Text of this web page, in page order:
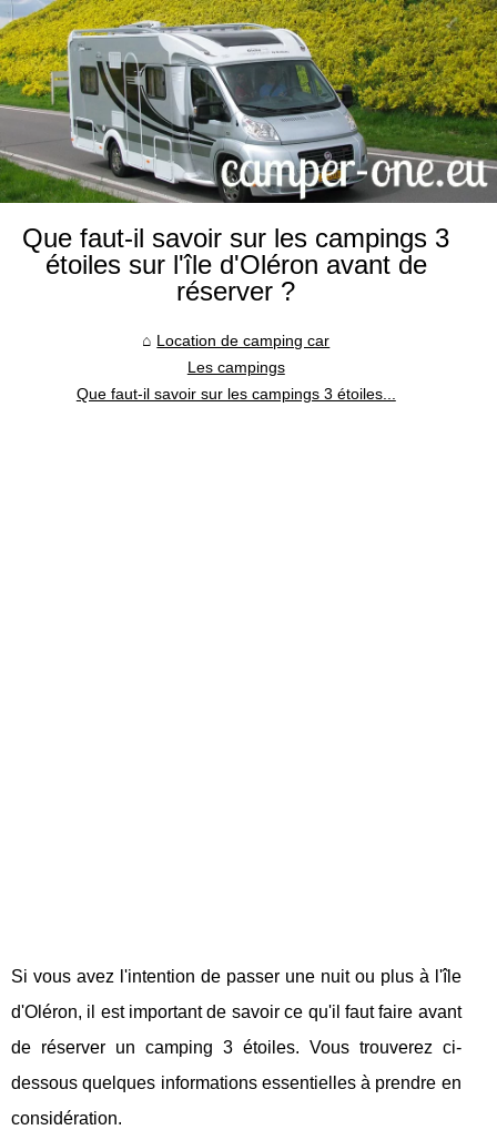
Que faut-il savoir sur les campings 3
étoiles sur l'île d'Oléron avant de
réserver ?
Location de camping car
Les campings
Que faut-il savoir sur les campings 3 étoiles...
Si vous avez l'intention de passer une nuit ou plus à l'île
d'Oléron, il est important de savoir ce qu'il faut faire avant
de réserver un camping 3 étoiles. Vous trouverez ci-
dessous quelques informations essentielles à prendre en
considération.